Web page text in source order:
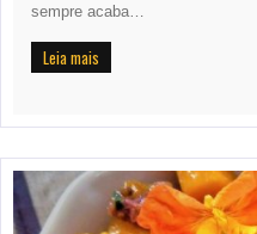
sempre acaba…
Leia mais